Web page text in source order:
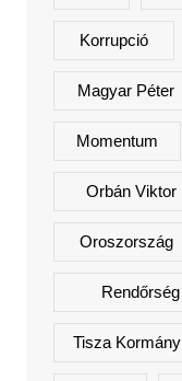
Korrupció
Magyar Péter
Momentum
Orbán Viktor
Oroszország
Rendőrség
Tisza Kormány